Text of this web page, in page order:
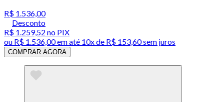
R$ 1.536,00
Desconto
R$ 1.259,52 no PIX
ou R$ 1.536,00em até 10x de R$ 153,60 sem juros
COMPRAR AGORA